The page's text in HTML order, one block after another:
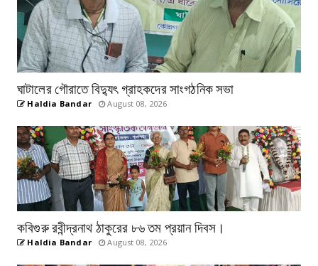
ঘাটালের গৌরাতে বিদ্যুৎ গ্রাহকদের সাংগঠনিক সভা
Haldia Bandar August 08, 2026
কবিগুরু রবীন্দ্রনাথ ঠাকুরের ৮৬ তম প্রয়ান দিবস।
Haldia Bandar August 08, 2026